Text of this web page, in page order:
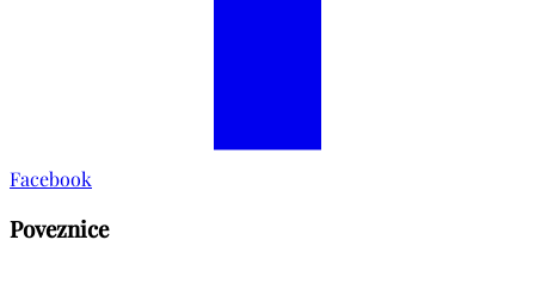
Facebook
Poveznice